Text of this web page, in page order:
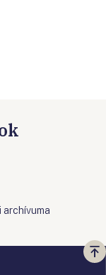
archívuma
a